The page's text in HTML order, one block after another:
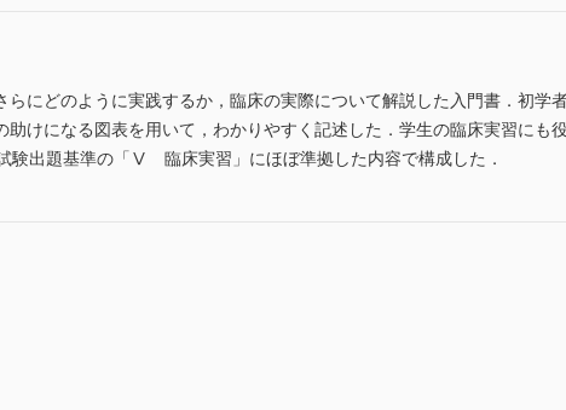
にどのように実践するか，臨床の実際について解説した入門書．初学
けになる図表を用いて，わかりやすく記述した．学生の臨床実習にも
験出題基準の「Ⅴ 臨床実習」にほぼ準拠した内容で構成した．